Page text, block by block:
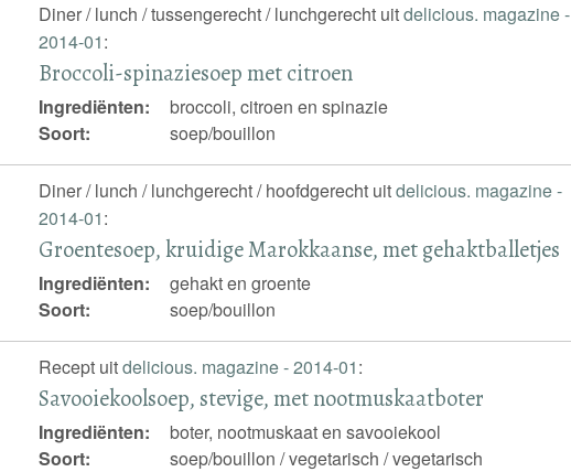
Diner / lunch / tussengerecht / lunchgerecht uitdelicious. magazine -
2014-01:
Broccoli-spinaziesoep met citroen
Ingrediënten:
broccoli, citroen en spinazie
Soort:
soep/bouillon
Diner / lunch / lunchgerecht / hoofdgerecht uitdelicious. magazine -
2014-01:
Groentesoep, kruidige Marokkaanse, met gehaktballetjes
Ingrediënten:
gehakt en groente
Soort:
soep/bouillon
Recept uitdelicious. magazine - 2014-01:
Savooiekoolsoep, stevige, met nootmuskaatboter
Ingrediënten:
boter, nootmuskaat en savooiekool
Soort:
soep/bouillon / vegetarisch / vegetarisch